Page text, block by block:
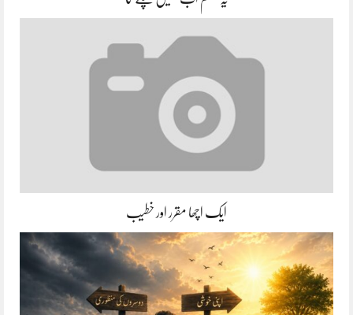
ایک اچھا مقرر اور خطیب